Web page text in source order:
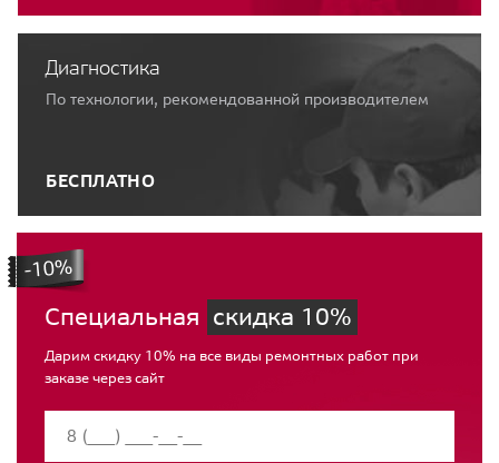
Диагностика
По технологии, рекомендованной производителем
БЕСПЛАТНО
Специальная скидка 10%
Дарим скидку 10% на все виды ремонтных работ при
заказе через сайт